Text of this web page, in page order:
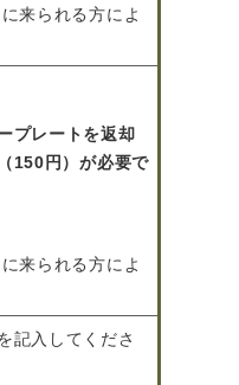
来られる方によ
プレートを返却
150円）が必要で
来られる方によ
記入してくださ